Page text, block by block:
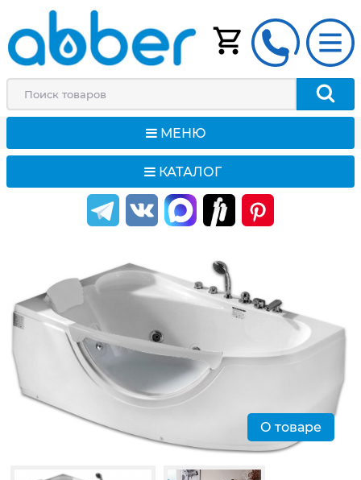
МЕНЮ
КАТАЛОГ
О товаре